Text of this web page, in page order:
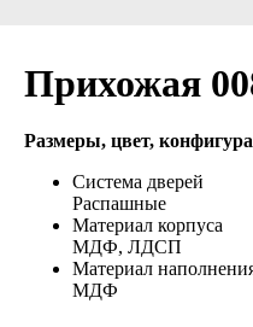
Прихожая
Размеры, цвет,
Система дверей
Распашные
Материал корпуса
МДФ, ЛДСП
Материал
МДФ